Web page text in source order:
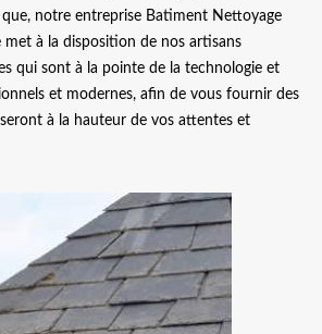
que, notre entreprise Batiment Nettoyage
à la disposition de nos artisans
qui sont à la pointe de la technologie et
et modernes, afin de vous fournir des
à la hauteur de vos attentes et